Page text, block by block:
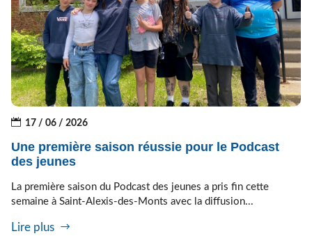
17 / 06 / 2026
Une première saison réussie pour le Podcast
des jeunes
La première saison du Podcast des jeunes a pris fin cette
semaine à Saint-Alexis-des-Monts avec la diffusion...
Lire plus